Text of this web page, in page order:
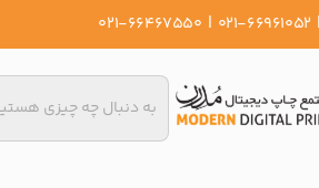
|
021-66961052
|
021-66467550